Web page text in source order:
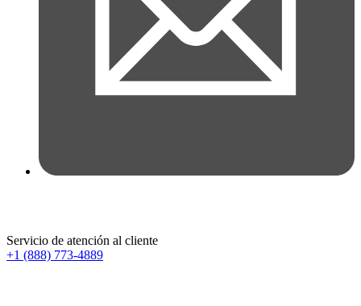
Servicio de atención al cliente
+1 (888) 773-4889